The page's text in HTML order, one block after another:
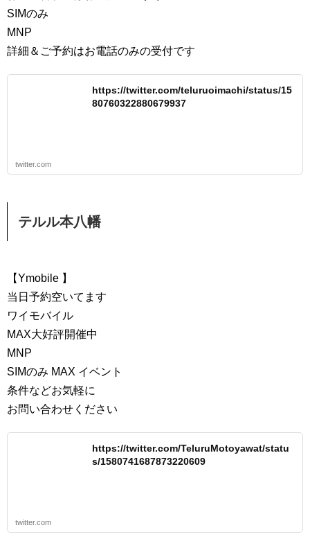
SIMのみ
MNP
詳細＆ご予約はお電話のみの受付です
https://twitter.com/teluruoimachi/status/15
80760322880679937
twitter.com
テルル本八幡
【Ymobile 】
当日予約空いてます
ワイモバイル
MAX大好評開催中
MNP
SIMのみ MAX イベント
条件などお気軽に
お問い合わせください
https://twitter.com/TeluruMotoyawat/statu
s/1580741687873220609
twitter.com